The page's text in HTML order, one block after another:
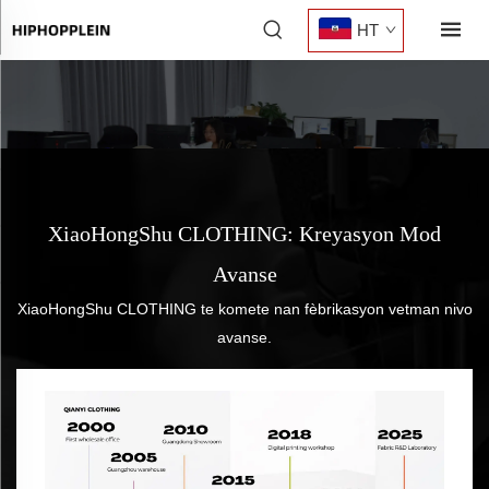
HT
XiaoHongShu CLOTHING: Kreyasyon Mod
Avanse
XiaoHongShu CLOTHING te komete nan fèbrikasyon vetman nivo
avanse.